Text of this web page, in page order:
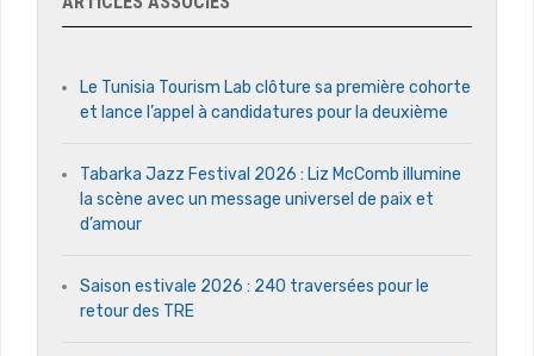
Le Tunisia Tourism Lab clôture sa première cohorte
et lance l’appel à candidatures pour la deuxième
Tabarka Jazz Festival 2026 : Liz McComb illumine
la scène avec un message universel de paix et
d’amour
Saison estivale 2026 : 240 traversées pour le
retour des TRE